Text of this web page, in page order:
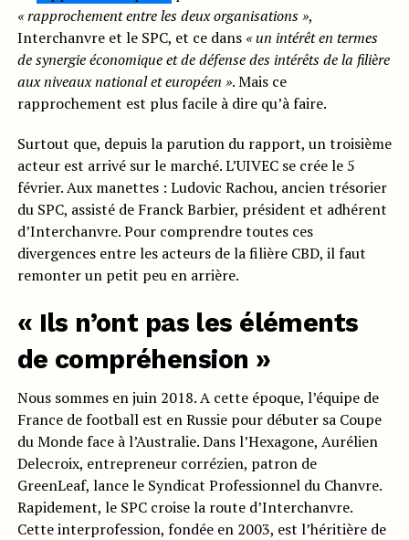
« rapprochement entre les deux organisations »,
Interchanvre et le SPC, et ce dans « un intérêt en termes
de synergie économique et de défense des intérêts de la filière
aux niveaux national et européen ». Mais ce
rapprochement est plus facile à dire qu’à faire.
Surtout que, depuis la parution du rapport, un troisième
acteur est arrivé sur le marché. L’UIVEC se crée le 5
février. Aux manettes : Ludovic Rachou, ancien trésorier
du SPC, assisté de Franck Barbier, président et adhérent
d’Interchanvre. Pour comprendre toutes ces
divergences entre les acteurs de la filière CBD, il faut
remonter un petit peu en arrière.
« Ils n’ont pas les éléments
de compréhension »
Nous sommes en juin 2018. A cette époque, l’équipe de
France de football est en Russie pour débuter sa Coupe
du Monde face à l’Australie. Dans l’Hexagone, Aurélien
Delecroix, entrepreneur corrézien, patron de
GreenLeaf, lance le Syndicat Professionnel du Chanvre.
Rapidement, le SPC croise la route d’Interchanvre.
Cette interprofession, fondée en 2003, est l’héritière de